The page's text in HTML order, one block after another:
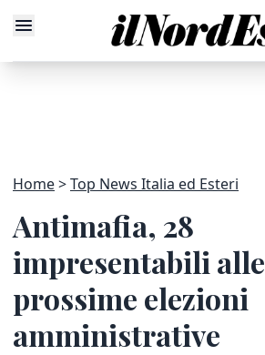
Home Top News Italia ed Esteri
Antimafia, 28
impresentabili alle
prossime elezioni
amministrative